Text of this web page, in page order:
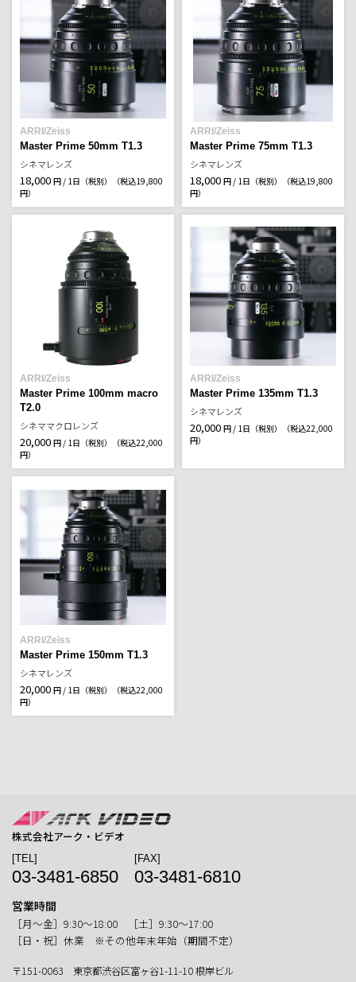
ARRI/Zeiss
Master Prime 50mm T1.3
シネマレンズ
18,000 円 / 1日（税別）
（税込19,800
円）
ARRI/Zeiss
Master Prime 75mm T1.3
シネマレンズ
18,000 円 / 1日（税別）
（税込19,800
円）
ARRI/Zeiss
Master Prime 100mm macro
T2.0
シネママクロレンズ
20,000 円 / 1日（税別）
（税込22,000
円）
ARRI/Zeiss
Master Prime 135mm T1.3
シネマレンズ
20,000 円 / 1日（税別）
（税込22,000
円）
ARRI/Zeiss
Master Prime 150mm T1.3
シネマレンズ
20,000 円 / 1日（税別）
（税込22,000
円）
株式会社アーク・ビデオ
[TEL]
03-3481-6850
[FAX]
03-3481-6810
営業時間
［月〜金］9:30〜18:00 ［土］9:30〜17:00
［日・祝］休業 ※その他年末年始（期間不定）
〒151-0063 東京都渋谷区富ヶ谷1-11-10 根岸ビル